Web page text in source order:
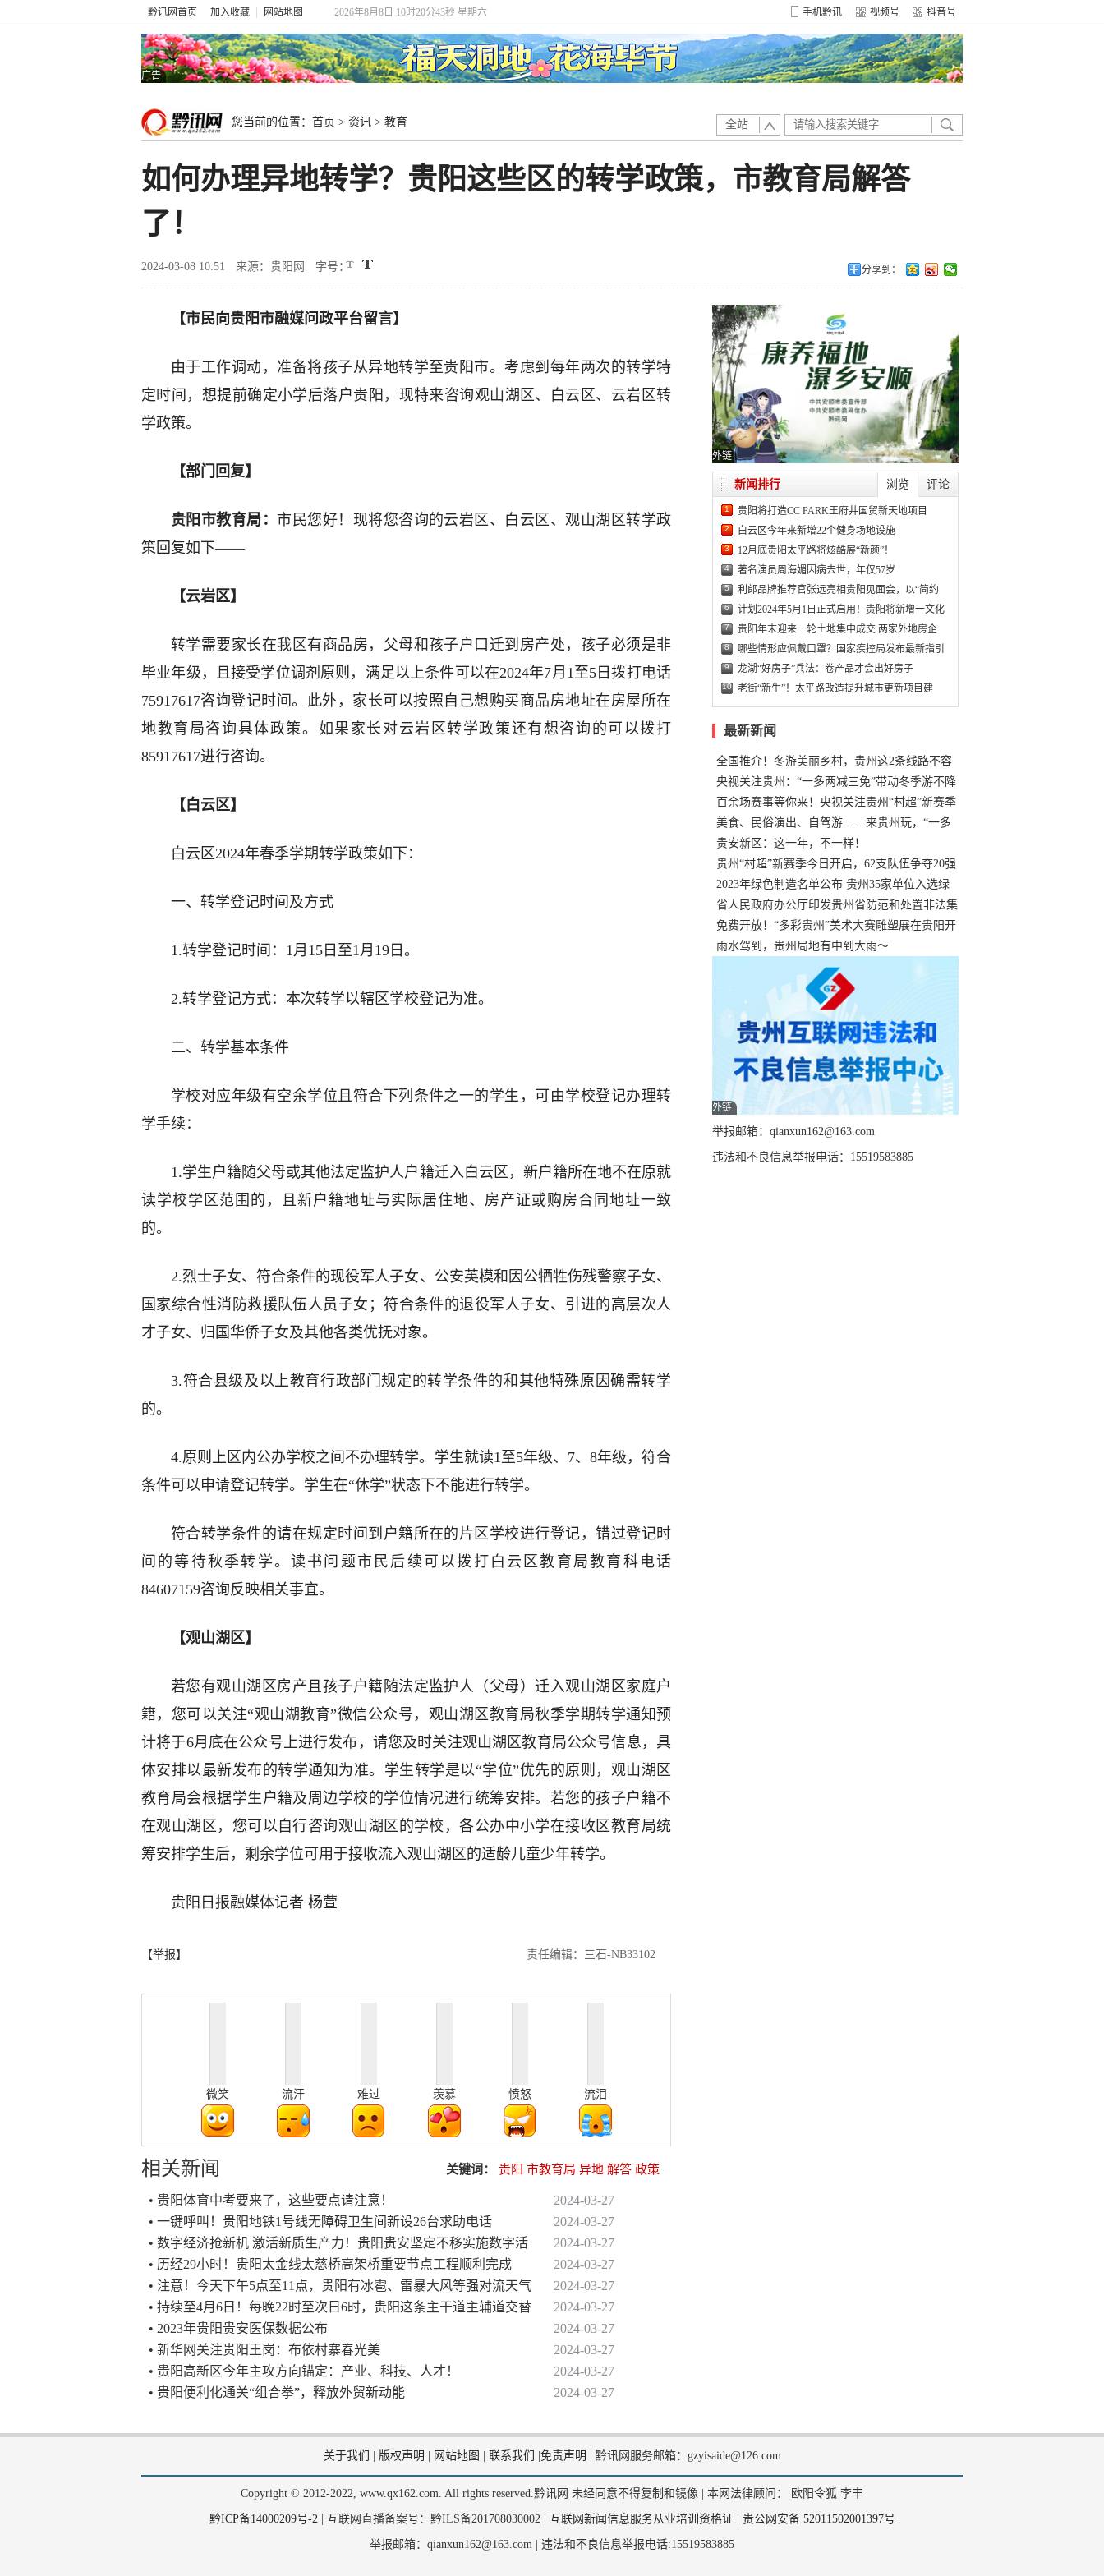
黔讯网首页 加入收藏 网站地图 2026年8月8日 10时20分43秒 星期六 手机黔讯 视频号 抖音号
广告
您当前的位置： 首页 > 资讯 > 教育 全站
如何办理异地转学？贵阳这些区的转学政策，市教育局解答
了！
2024-03-08 10:51 来源：贵阳网 字号： 分享到：
【市民向贵阳市融媒问政平台留言】
由于工作调动，准备将孩子从异地转学至贵阳市。考虑到每年两次的转学特
定时间，想提前确定小学后落户贵阳，现特来咨询观山湖区、白云区、云岩区转
学政策。
【部门回复】
贵阳市教育局： 市民您好！现将您咨询的云岩区、白云区、观山湖区转学政
策回复如下——
【云岩区】
转学需要家长在我区有商品房，父母和孩子户口迁到房产处，孩子必须是非
毕业年级，且接受学位调剂原则，满足以上条件可以在2024年7月1至5日拨打电话
75917617咨询登记时间。此外，家长可以按照自己想购买商品房地址在房屋所在
地教育局咨询具体政策。如果家长对云岩区转学政策还有想咨询的可以拨打
85917617进行咨询。
【白云区】
白云区2024年春季学期转学政策如下：
一、转学登记时间及方式
1.转学登记时间：1月15日至1月19日。
2.转学登记方式：本次转学以辖区学校登记为准。
二、转学基本条件
学校对应年级有空余学位且符合下列条件之一的学生，可由学校登记办理转
学手续：
1.学生户籍随父母或其他法定监护人户籍迁入白云区，新户籍所在地不在原就
读学校学区范围的，且新户籍地址与实际居住地、房产证或购房合同地址一致
的。
2.烈士子女、符合条件的现役军人子女、公安英模和因公牺牲伤残警察子女、
国家综合性消防救援队伍人员子女；符合条件的退役军人子女、引进的高层次人
才子女、归国华侨子女及其他各类优抚对象。
3.符合县级及以上教育行政部门规定的转学条件的和其他特殊原因确需转学
的。
4.原则上区内公办学校之间不办理转学。学生就读1至5年级、7、8年级，符合
条件可以申请登记转学。学生在“休学”状态下不能进行转学。
符合转学条件的请在规定时间到户籍所在的片区学校进行登记，错过登记时
间的等待秋季转学。读书问题市民后续可以拨打白云区教育局教育科电话
84607159咨询反映相关事宜。
【观山湖区】
若您有观山湖区房产且孩子户籍随法定监护人（父母）迁入观山湖区家庭户
籍，您可以关注“观山湖教育”微信公众号，观山湖区教育局秋季学期转学通知预
计将于6月底在公众号上进行发布，请您及时关注观山湖区教育局公众号信息，具
体安排以最新发布的转学通知为准。学生转学是以“学位”优先的原则，观山湖区
教育局会根据学生户籍及周边学校的学位情况进行统筹安排。若您的孩子户籍不
在观山湖区，您可以自行咨询观山湖区的学校，各公办中小学在接收区教育局统
筹安排学生后，剩余学位可用于接收流入观山湖区的适龄儿童少年转学。
贵阳日报融媒体记者 杨萱
【举报】 责任编辑：三石-NB33102
微笑 流汗 难过 羡慕 愤怒 流泪
相关新闻 关键词： 贵阳 市教育局 异地 解答 政策
• 贵阳体育中考要来了，这些要点请注意！
2024-03-27
• 一键呼叫！贵阳地铁1号线无障碍卫生间新设26台求助电话
2024-03-27
• 数字经济抢新机 激活新质生产力！贵阳贵安坚定不移实施数字活
2024-03-27
• 历经29小时！贵阳太金线太慈桥高架桥重要节点工程顺利完成
2024-03-27
• 注意！今天下午5点至11点，贵阳有冰雹、雷暴大风等强对流天气
2024-03-27
• 持续至4月6日！每晚22时至次日6时，贵阳这条主干道主辅道交替
2024-03-27
• 2023年贵阳贵安医保数据公布
2024-03-27
• 新华网关注贵阳王岗：布依村寨春光美
2024-03-27
• 贵阳高新区今年主攻方向锚定：产业、科技、人才！
2024-03-27
• 贵阳便利化通关“组合拳”，释放外贸新动能
2024-03-27
外链
浏览 评论
新闻排行
1 贵阳将打造CC PARK王府井国贸新天地项目
2 白云区今年来新增22个健身场地设施
3 12月底贵阳太平路将炫酷展“新颜”！
4 著名演员周海媚因病去世，年仅57岁
5 利郎品牌推荐官张远亮相贵阳见面会，以“简约
6 计划2024年5月1日正式启用！贵阳将新增一文化
7 贵阳年末迎来一轮土地集中成交 两家外地房企
8 哪些情形应佩戴口罩？国家疾控局发布最新指引
9 龙湖“好房子”兵法：卷产品才会出好房子
10 老街“新生”！太平路改造提升城市更新项目建
最新新闻
全国推介！冬游美丽乡村，贵州这2条线路不容
错过
央视关注贵州：“一多两减三免”带动冬季游不降
温
百余场赛事等你来！央视关注贵州“村超”新赛季
正式“打响”
美食、民俗演出、自驾游……来贵州玩，“一多
两减三免”！
贵安新区：这一年，不一样！
贵州“村超”新赛季今日开启，62支队伍争夺20强
名额
2023年绿色制造名单公布 贵州35家单位入选绿
色工厂
省人民政府办公厅印发贵州省防范和处置非法集
资工作实施细则
免费开放！“多彩贵州”美术大赛雕塑展在贵阳开
展，持续至1月19日
雨水驾到，贵州局地有中到大雨～
外链
举报邮箱：qianxun162@163.com
违法和不良信息举报电话：15519583885
关于我们 版权声明 网站地图 联系我们 免责声明 黔讯网服务邮箱：gzyisaide@126.com
Copyright © 2012-2022, www.qx162.com. All rights reserved.黔讯网 未经同意不得复制和镜像 | 本网法律顾问： 欧阳令狐 李丰
黔ICP备14000209号-2| 互联网直播备案号：黔ILS备201708030002 | 互联网新闻信息服务从业培训资格证 贵公网安备 52011502001397号
举报邮箱：qianxun162@163.com | 违法和不良信息举报电话:15519583885